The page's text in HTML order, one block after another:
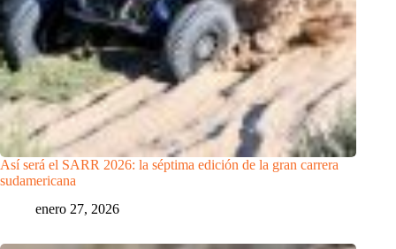
Así será el SARR 2026: la séptima edición de la gran carrera
sudamericana
enero 27, 2026